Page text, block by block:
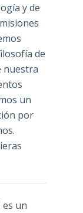
y de
de
nuestra
un
por
es un